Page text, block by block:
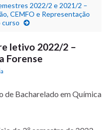
2022/2 e 2021/2 –
CEMFO e Representação
curso
letivo 2022/2 –
Forense
de Bacharelado em Química